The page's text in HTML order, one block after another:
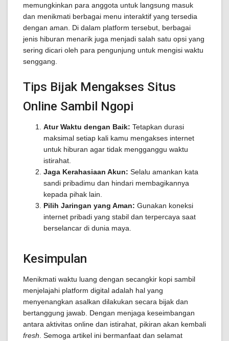
memungkinkan para anggota untuk langsung masuk
dan menikmati berbagai menu interaktif yang tersedia
dengan aman. Di dalam platform tersebut, berbagai
jenis hiburan menarik juga menjadi salah satu opsi yang
sering dicari oleh para pengunjung untuk mengisi waktu
senggang.
Tips Bijak Mengakses Situs
Online Sambil Ngopi
Atur Waktu dengan Baik: Tetapkan durasi
maksimal setiap kali kamu mengakses internet
untuk hiburan agar tidak mengganggu waktu
istirahat.
Jaga Kerahasiaan Akun: Selalu amankan kata
sandi pribadimu dan hindari membagikannya
kepada pihak lain.
Pilih Jaringan yang Aman: Gunakan koneksi
internet pribadi yang stabil dan terpercaya saat
berselancar di dunia maya.
Kesimpulan
Menikmati waktu luang dengan secangkir kopi sambil
menjelajahi platform digital adalah hal yang
menyenangkan asalkan dilakukan secara bijak dan
bertanggung jawab. Dengan menjaga keseimbangan
antara aktivitas online dan istirahat, pikiran akan kembali
fresh . Semoga artikel ini bermanfaat dan selamat